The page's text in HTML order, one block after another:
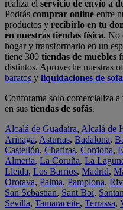
realiza el servicio de envío a
Podrás comprar online entre
productos y recibirlo en tu
en nuestras tiendas física. No
hogar y transformarlo en un
tiene 300 tiendas de muebles
distintos. Aproveche nuestras
baratos y liquidaciones de
Conforama solo comercializa a
en sus tiendas de sofás.
Alcalá de Guadaíra, Alcalá de
Arinaga, Asturias, Badalona,
Castellón, Chafiras, Cordoba,
Almería, La Coruña, La
Lleida, Los Barrios, Madrid,
Orotava, Palma, Pamplona,
San Sebastian, Sant Boi,
Sevilla, Tamaraceite, Terrassa,